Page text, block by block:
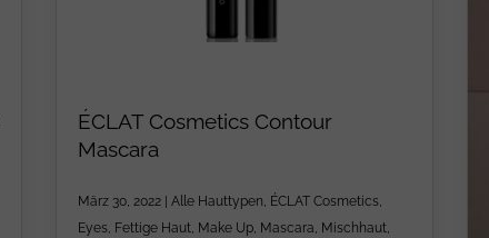
ÉCLAT Cosmetics Contour
Mascara
März 30, 2022 Alle Hauttypen, ÉCLAT Cosmetics,
Eyes, Fettige Haut, Make Up, Mascara, Mischhaut,